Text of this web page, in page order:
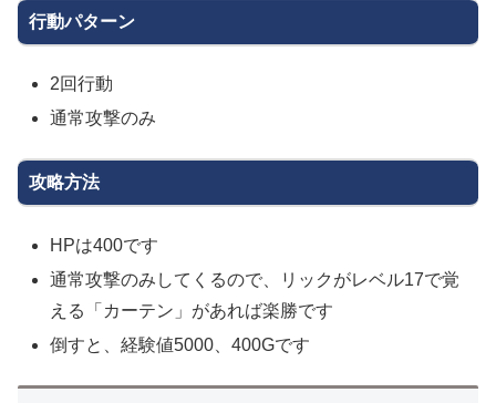
行動パターン
2回行動
通常攻撃のみ
攻略方法
HPは400です
通常攻撃のみしてくるので、リックがレベル17で覚
える「カーテン」があれば楽勝です
倒すと、経験値5000、400Gです